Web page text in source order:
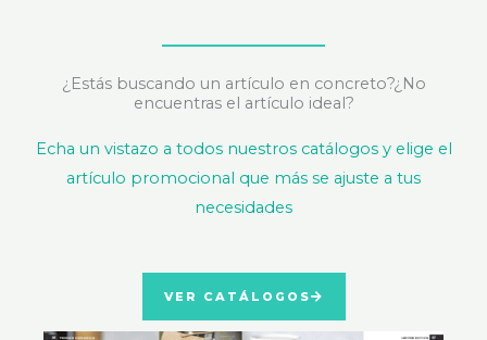
¿Estás buscando un artículo en concreto?¿No
encuentras el artículo ideal?
Echa un vistazo a todos nuestros catálogos y elige el
artículo promocional que más se ajuste a tus
necesidades
VER CATÁLOGOS